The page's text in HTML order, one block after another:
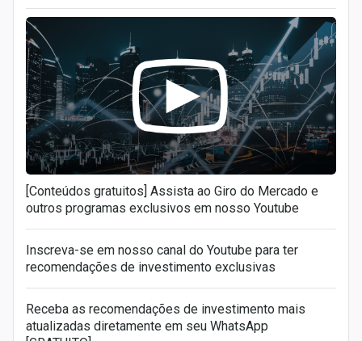
[Conteúdos gratuitos] Assista ao Giro do Mercado e
outros programas exclusivos em nosso Youtube
Inscreva-se em nosso canal do Youtube para ter
recomendações de investimento exclusivas
Receba as recomendações de investimento mais
atualizadas diretamente em seu WhatsApp